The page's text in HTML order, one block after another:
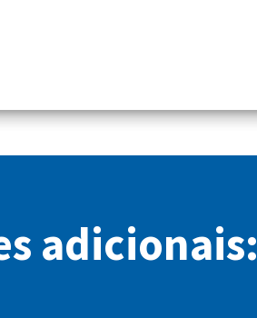
adicionais: